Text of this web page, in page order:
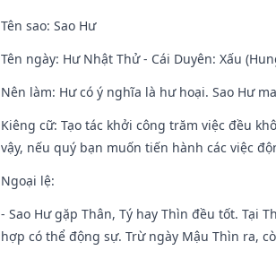
Tên sao: Sao Hư
Tên ngày: Hư Nhật Thử - Cái Duyên: Xấu
Nên làm: Hư có ý nghĩa là hư hoại. Sao Hư
Kiêng cữ: Tạo tác khởi công trăm việc đều
vậy, nếu quý bạn muốn tiến hành các việc
Ngoại lệ:
- Sao Hư gặp Thân, Tý hay Thìn đều tốt. Tại
hợp có thể động sự. Trừ ngày Mậu Thìn ra,